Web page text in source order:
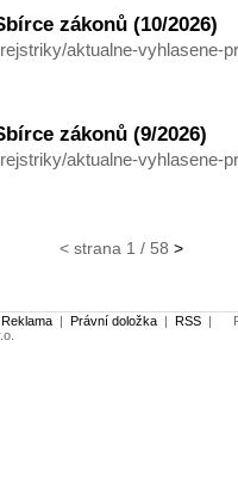
zákonů (10/2026)
aktualne-vyhlasene-
zákonů (9/2026)
aktualne-vyhlasene-
< strana 1 / 58 >
Reklama | Právní doložka | RSS |